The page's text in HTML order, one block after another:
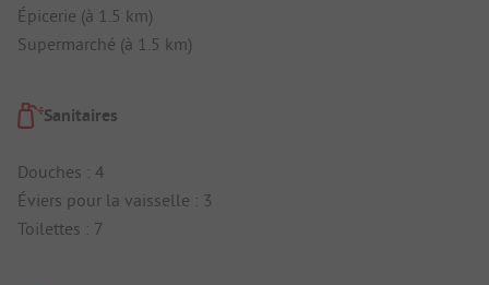
Épicerie (à 1.5 km)
Supermarché (à 1.5 km)
Sanitaires
Douches : 4
Éviers pour la vaisselle : 3
Toilettes : 7